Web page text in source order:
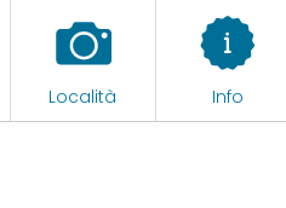
Località Info